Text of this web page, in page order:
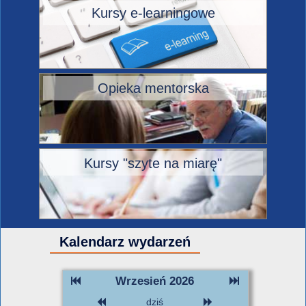
Kursy e-learningowe
Opieka mentorska
Kursy "szyte na miarę"
Kalendarz wydarzeń
Wrzesień 2026
dziś